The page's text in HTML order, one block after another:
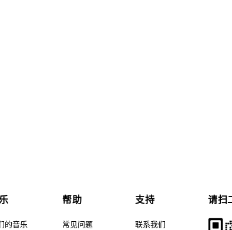
的音乐
帮助
常见问题
支持
联系我们
请扫